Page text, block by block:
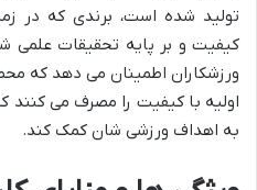
تولید شده است، برندی که در
کیفیت و بر پایه تحقیقات علمی
ورزشکاران اطمینان می دهد که
اولیه با کیفیت را مصرف می کنند
به اهداف ورزشی شان کمک کند.